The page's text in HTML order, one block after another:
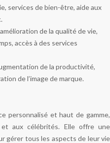
services de bien-être, aide aux
de la qualité de vie,
accès à des services
de la productivité,
de l’image de marque.
personnalisé et haut de gamme,
aux célébrités. Elle offre une
gérer tous les aspects de leur vie